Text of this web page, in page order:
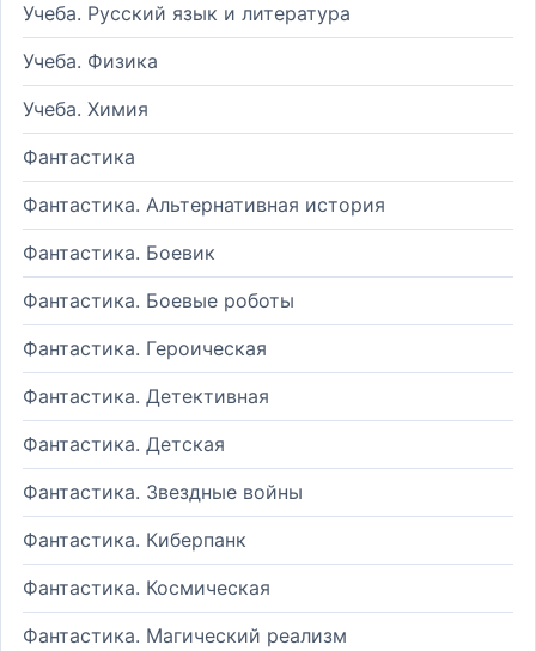
Учеба. Русский язык и литература
Учеба. Физика
Учеба. Химия
Фантастика
Фантастика. Альтернативная история
Фантастика. Боевик
Фантастика. Боевые роботы
Фантастика. Героическая
Фантастика. Детективная
Фантастика. Детская
Фантастика. Звездные войны
Фантастика. Киберпанк
Фантастика. Космическая
Фантастика. Магический реализм